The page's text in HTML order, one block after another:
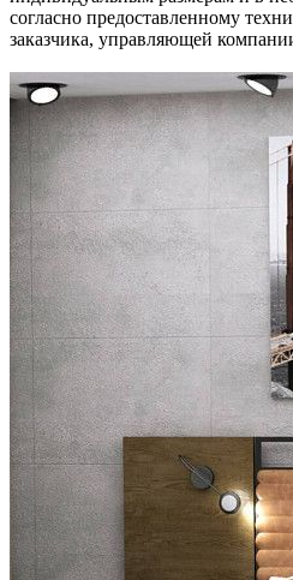
согласно предоставленному
заказчика, управляющей